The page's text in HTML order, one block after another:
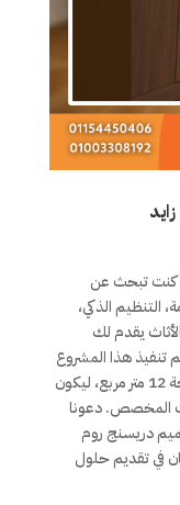
كنت تبحث عن
الذكي،
يقدم لك
تنفيذ هذا المشروع
في منطقة كمبوند الخمائل بالشيخ زايد بمساحة 12 متر مربع، ليكون
المخصص. دعونا
دريسنج روم
في تقديم حلول